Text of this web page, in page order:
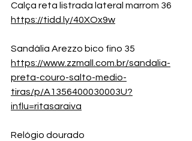
Calça reta listrada lateral marrom 36
https://tidd.ly/40XOx9w
Sandália Arezzo bico fino 35
https://www.zzmall.com.br/sandalia-
preta-couro-salto-medio-
tiras/p/A1356400030003U?
influ=ritasaraiva
Relógio dourado